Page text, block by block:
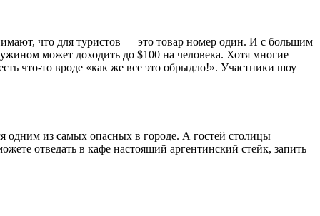
что для туристов — это товар номер один. И с большим
может доходить до $100 на человека. Хотя многие
что-то вроде «как же все это обрыдло!». Участники шоу
одним из самых опасных в городе. А гостей столицы
отведать в кафе настоящий аргентинский стейк, запить